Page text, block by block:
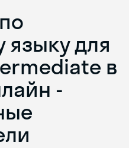
языку для
в
-